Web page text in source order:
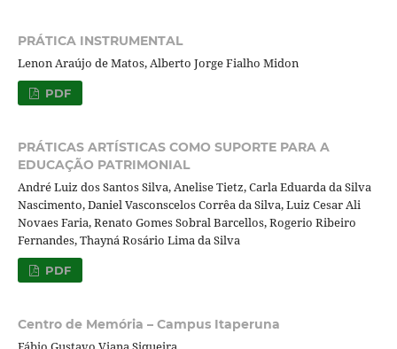
PRÁTICA INSTRUMENTAL
Lenon Araújo de Matos, Alberto Jorge Fialho Midon
PDF
PRÁTICAS ARTÍSTICAS COMO SUPORTE PARA A
EDUCAÇÃO PATRIMONIAL
André Luiz dos Santos Silva, Anelise Tietz, Carla Eduarda da Silva
Nascimento, Daniel Vasconscelos Corrêa da Silva, Luiz Cesar Ali
Novaes Faria, Renato Gomes Sobral Barcellos, Rogerio Ribeiro
Fernandes, Thayná Rosário Lima da Silva
PDF
Centro de Memória – Campus Itaperuna